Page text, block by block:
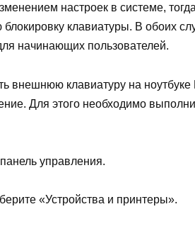
настроек в системе,
клавиатуры. В обоих
начинающих пользователей.
внешнюю клавиатуру на
Для этого необходимо
управления.
«Устройства и принтеры».